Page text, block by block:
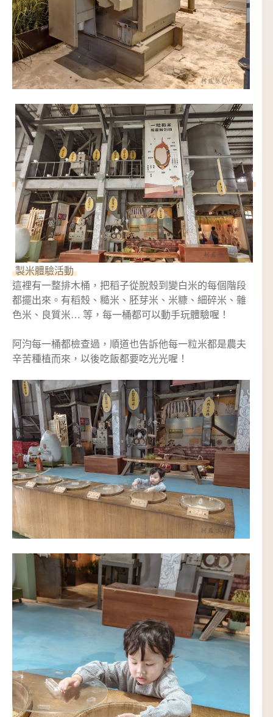
製米體驗活動
這裡有一整排木桶，把稻子從脫殼到變白米的每個階段
都擺出來。有稻殼、糙米、胚芽米、米糠、細碎米、雜
色米、良質米… 等，每一桶都可以動手玩體驗喔！
阿汮每一桶都檢查過，順道也告訴他每一粒米都是農夫
辛苦種植而來，以後吃飯都要吃光光喔！